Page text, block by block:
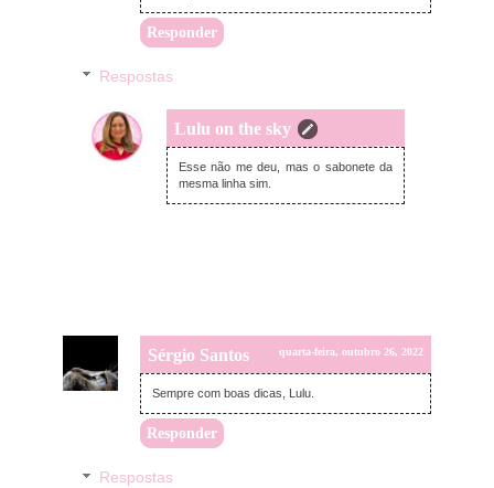
Responder
Respostas
Lulu on the sky
domingo, outubro 30, 2022
Esse não me deu, mas o sabonete da
mesma linha sim.
Sérgio Santos quarta-feira, outubro 26, 2022
Sempre com boas dicas, Lulu.
Responder
Respostas